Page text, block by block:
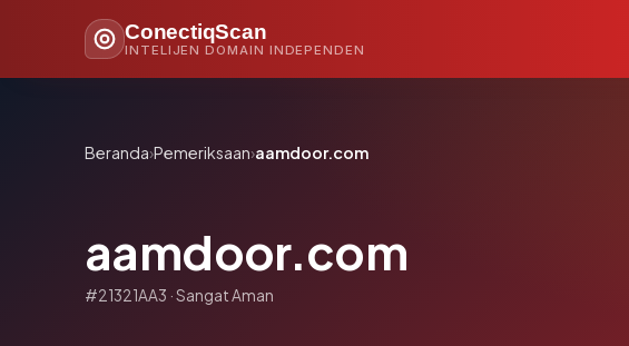
ConectiqScan
INTELIJEN DOMAIN INDEPENDEN
Beranda›Pemeriksaan›aamdoor.com
aamdoor.com
#21321AA3 · Sangat Aman